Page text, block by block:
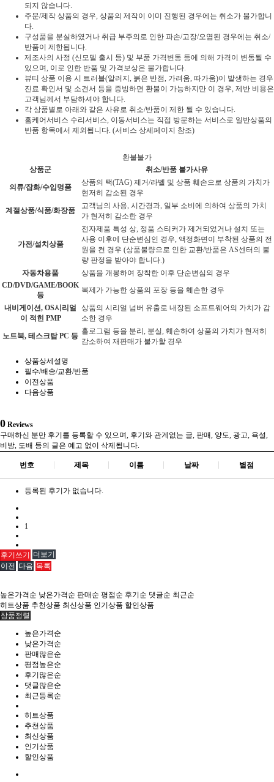
되지 않습니다.
주문/제작 상품의 경우, 상품의 제작이 이미 진행된 경우에는 취소가 불가합니
다.
구성품을 분실하였거나 취급 부주의로 인한 파손/고장/오염된 경우에는 취소/
반품이 제한됩니다.
제조사의 사정 (신모델 출시 등) 및 부품 가격변동 등에 의해 가격이 변동될 수
있으며, 이로 인한 반품 및 가격보상은 불가합니다.
뷰티 상품 이용 시 트러블(알러지, 붉은 반점, 가려움, 따가움)이 발생하는 경우
진료 확인서 및 소견서 등을 증빙하면 환불이 가능하지만 이 경우, 제반 비용은
고객님께서 부담하셔야 합니다.
각 상품별로 아래와 같은 사유로 취소/반품이 제한 될 수 있습니다.
홈케어서비스 수리서비스, 이동서비스는 직접 방문하는 서비스로 일반상품의
반품 항목에서 제외됩니다. (서비스 상세페이지 참조)
환불불가
상품군
취소/반품 불가사유
의류/잡화/수입명품
상품의 택(TAG) 제거/라벨 및 상품 훼손으로 상품의 가치가
현저히 감소된 경우
계절상품/식품/화장품
고객님의 사용, 시간경과, 일부 소비에 의하여 상품의 가치
가 현저히 감소한 경우
가전/설치상품
전자제품 특성 상, 정품 스티커가 제거되었거나 설치 또는
사용 이후에 단순변심인 경우, 액정화면이 부착된 상품의 전
원을 켠 경우 (상품불량으로 인한 교환/반품은 AS센터의 불
량 판정을 받아야 합니다.)
자동차용품
상품을 개봉하여 장착한 이후 단순변심의 경우
CD/DVD/GAME/BOOK
등
복제가 가능한 상품의 포장 등을 훼손한 경우
내비게이션, OS시리얼
이 적힌 PMP
상품의 시리얼 넘버 유출로 내장된 소프트웨어의 가치가 감
소한 경우
노트북, 테스크탑 PC 등
홀로그램 등을 분리, 분실, 훼손하여 상품의 가치가 현저히
감소하여 재판매가 불가할 경우
상품상세설명
필수/배송/교환/반품
이전상품
다음상품
0 Reviews
구매하신 분만 후기를 등록할 수 있으며, 후기와 관계없는 글, 판매, 양도, 광고, 욕설,
비방, 도배 등의 글은 예고 없이 삭제됩니다.
번호 제목 이름 날짜 별점
등록된 후기가 없습니다.
1
후기쓰기 더보기
이전 다음 목록
높은가격순 낮은가격순 판매순 평점순 후기순 댓글순 최근순
히트상품 추천상품 최신상품 인기상품 할인상품
상품정렬
높은가격순
낮은가격순
판매많은순
평점높은순
후기많은순
댓글많은순
최근등록순
히트상품
추천상품
최신상품
인기상품
할인상품